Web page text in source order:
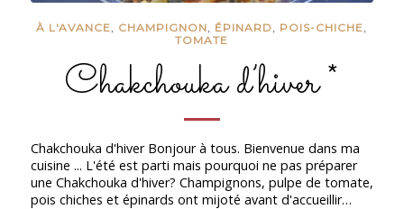
À L'AVANCE, CHAMPIGNON, ÉPINARD, POIS-CHICHE,
TOMATE
Chakchouka d’hiver *
Chakchouka d'hiver Bonjour à tous. Bienvenue dans ma
cuisine ... L'été est parti mais pourquoi ne pas préparer
une Chakchouka d'hiver? Champignons, pulpe de tomate,
pois chiches et épinards ont mijoté avant d'accueillir…